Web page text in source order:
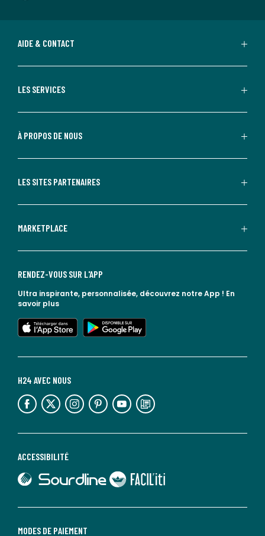
AIDE & CONTACT
LES SERVICES
À PROPOS DE NOUS
LES SITES PARTENAIRES
MARKETPLACE
MODES DE PAIEMENT
ACCESSIBILITÉ
lien vers Faciliti
H24 AVEC NOUS
lien vers l'espace réseaux sociaux lien vers l'espace réseaux sociaux lien vers l'espace réseaux sociaux lien vers l'espace réseaux sociaux lien vers l'espace réseaux sociaux lien vers le blog la redoute
RENDEZ-VOUS SUR L'APP
Ultra inspirante, personnalisée, découvrez notre App ! En
savoir plus
lien vers l'app store
lien vers google play